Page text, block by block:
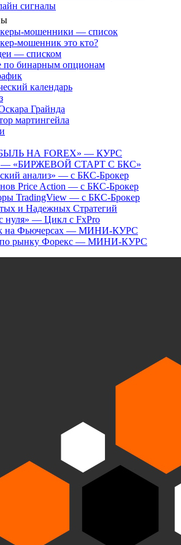
сигналы
мошенники — список
мошенник это кто?
— списком
по бинарным опционам
календарь
Грайнда
мартингейла
НА FOREX» — КУРС
— «БИРЖЕВОЙ СТАРТ С БКС»
анализ» — с БКС-Брокер
Price Action — с БКС-Брокер
TradingView — с БКС-Брокер
и Надежных Стратегий
нуля» — Цикл с FxPro
на Фьючерсах — МИНИ-КУРС
по рынку Форекс — МИНИ-КУРС